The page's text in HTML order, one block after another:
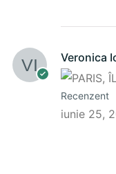
Veronica
Recenzent
iunie 25,